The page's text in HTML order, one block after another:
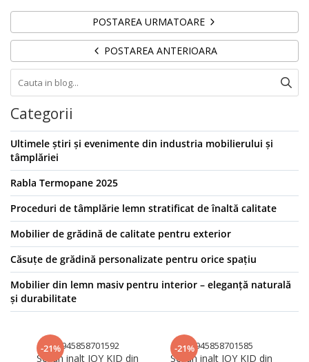
POSTAREA URMATOARE
POSTAREA ANTERIOARA
Categorii
Ultimele știri și evenimente din industria mobilierului și
tâmplăriei
Rabla Termopane 2025
Proceduri de tâmplărie lemn stratificat de înaltă calitate
Mobilier de grădină de calitate pentru exterior
Căsuțe de grădină personalizate pentru orice spațiu
Mobilier din lemn masiv pentru interior – eleganță naturală
și durabilitate
-21%5945858701592
Scaun inalt JOY KID din
-21%5945858701585
Scaun inalt JOY KID din